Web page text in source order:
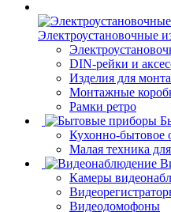
Электроустановочные
DIN-рейки и
Изделия для
Монтажные
Рамки ретро
Кухонно-бытовое
Малая техника
Камеры
Видеодомофоны